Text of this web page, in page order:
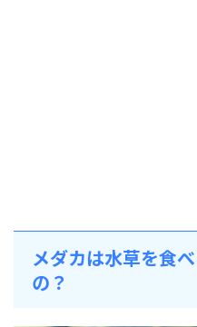
メダカは水草を食
の？